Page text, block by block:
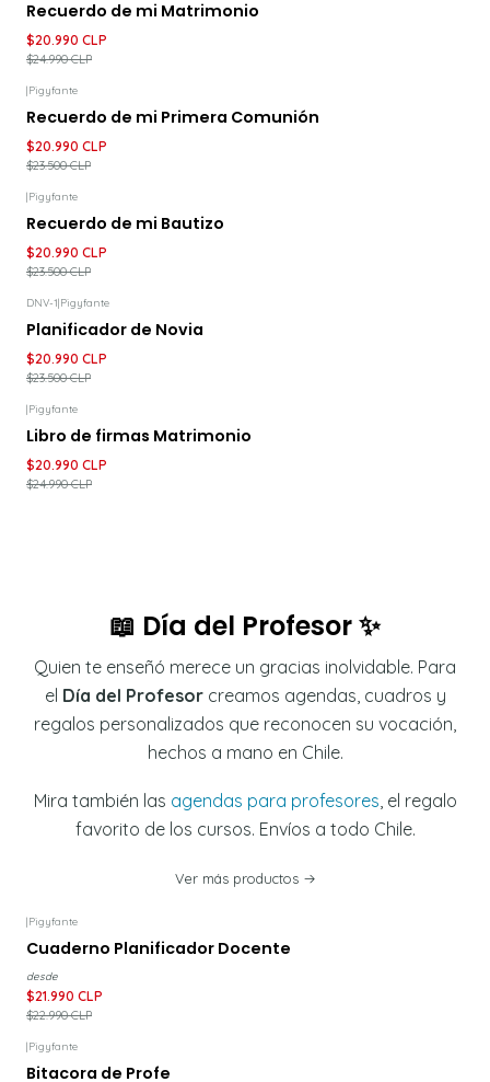
Recuerdo de mi Matrimonio
$20.990 CLP
$24.990 CLP
DESCUENTO
|Pigyfante
Recuerdo de mi Primera Comunión
$20.990 CLP
$23.500 CLP
DESCUENTO
|Pigyfante
Recuerdo de mi Bautizo
$20.990 CLP
$23.500 CLP
-11%DESCUENTO
DNV-1|Pigyfante
Planificador de Novia
$20.990 CLP
$23.500 CLP
DESCUENTO
|Pigyfante
Libro de firmas Matrimonio
$20.990 CLP
$24.990 CLP
📖 Día del Profesor ✨
Quien te enseñó merece un gracias inolvidable. Para
el Día del Profesorcreamos agendas, cuadros y
regalos personalizados que reconocen su vocación,
hechos a mano en Chile.
Mira también las agendas para profesores , el regalo
favorito de los cursos. Envíos a todo Chile.
Ver más productos
-4% DESCUENTO
|Pigyfante
Cuaderno Planificador Docente
desde
$21.990 CLP
$22.990 CLP
DESCUENTO
|Pigyfante
Bitacora de Profe